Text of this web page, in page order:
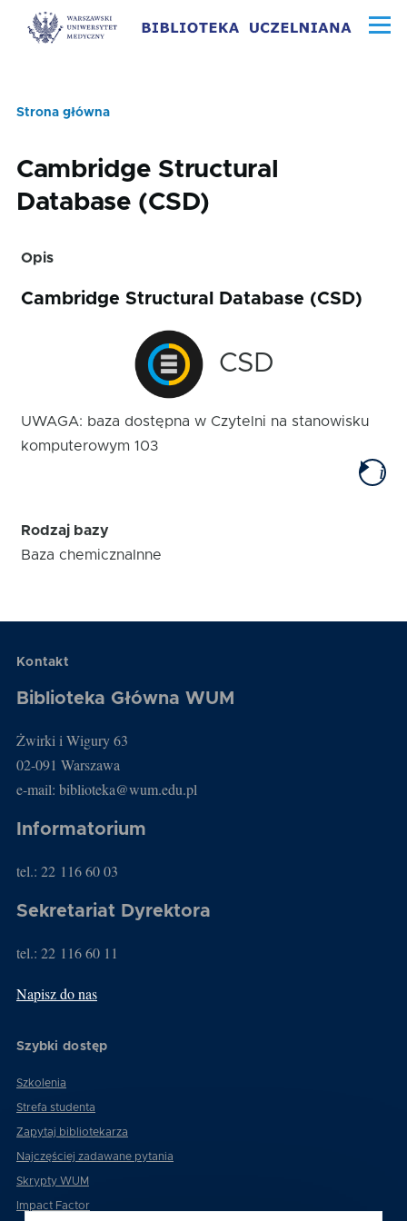
Przejdź do treści
Menu
nawigacyjna
Strona główna
Cambridge Structural
Database (CSD)
Opis
Cambridge Structural Database (CSD)
CSD
UWAGA: baza dostępna w Czytelni na stanowisku
komputerowym 103
i
Rodzaj bazy
Baza chemiczna Inne
Kontakt
Biblioteka Główna WUM
Żwirki i Wigury 63
02-091 Warszawa
e-mail: biblioteka@wum.edu.pl
Informatorium
tel.: 22 116 60 03
Sekretariat Dyrektora
tel.: 22 116 60 11
Napisz do nas
Szybki dostęp
Szkolenia
Strefa studenta
Zapytaj bibliotekarza
Najczęściej zadawane pytania
Skrypty WUM
Impact Factor